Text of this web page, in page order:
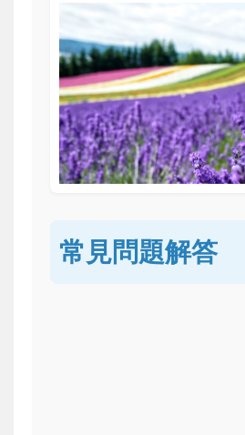
常見問題解答